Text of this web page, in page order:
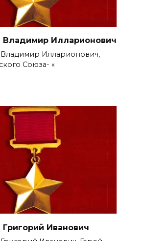
Илларионович
Илларионович,
Союза- «
Иванович